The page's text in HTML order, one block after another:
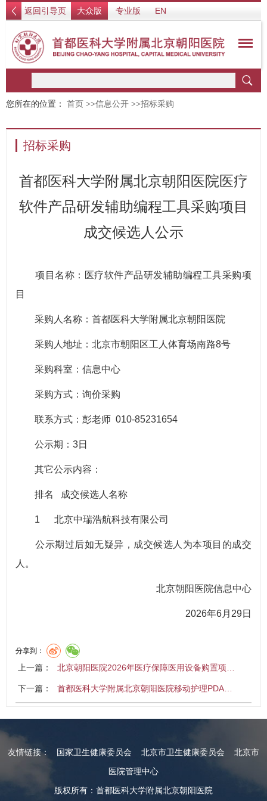
返回引导页 大众版 专业版 EN
您所在的位置： 首页 >>信息公开 >>招标采购
招标采购
首都医科大学附属北京朝阳医院医疗
软件产品研发辅助编程工具采购项目
成交候选人公示
项目名称：医疗软件产品研发辅助编程工具采购项
目
采购人名称：首都医科大学附属北京朝阳医院
采购人地址：北京市朝阳区工人体育场南路8号
采购科室：信息中心
采购方式：询价采购
联系方式：彭老师 010-85231654
公示期：3日
其它公示内容：
排名 成交候选人名称
1 北京中瑞浩航科技有限公司
公示期过后如无疑异，成交候选人为本项目的成交
人。
北京朝阳医院信息中心
2026年6月29日
分享到：
上一篇： 北京朝阳医院2026年医疗保障医用设备购置项…
下一篇： 首都医科大学附属北京朝阳医院移动护理PDA…
友情链接： 国家卫生健康委员会 北京市卫生健康委员会
北京市
医院管理中心
版权所有：首都医科大学附属北京朝阳医院